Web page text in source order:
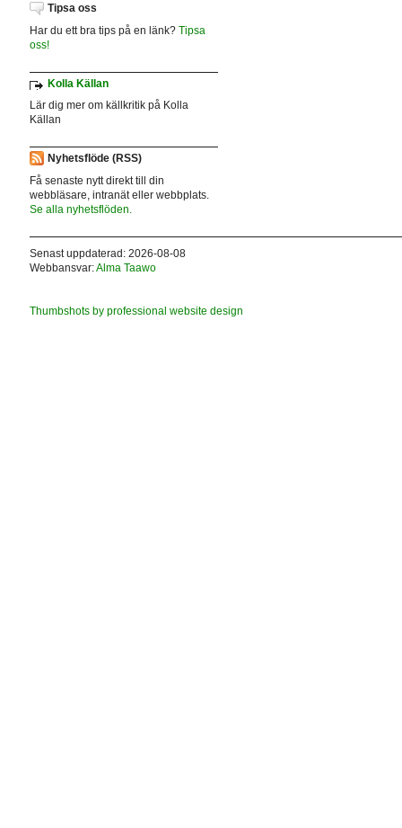
Tipsa oss
Har du ett bra tips på en länk? Tipsa
oss!
Kolla Källan
Lär dig mer om källkritik på Kolla
Källan
Nyhetsflöde (RSS)
Få senaste nytt direkt till din
webbläsare, intranät eller webbplats.
Se alla nyhetsflöden.
Senast uppdaterad: 2026-08-08
Webbansvar:Alma Taawo
Thumbshots by professional website design